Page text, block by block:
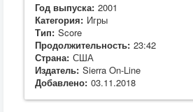
Год выпуска: 2001
Категория: Игры
Тип: Score
Продолжительность: 23:42
Страна: США
Издатель: Sierra On-Line
Добавлено: 03.11.2018